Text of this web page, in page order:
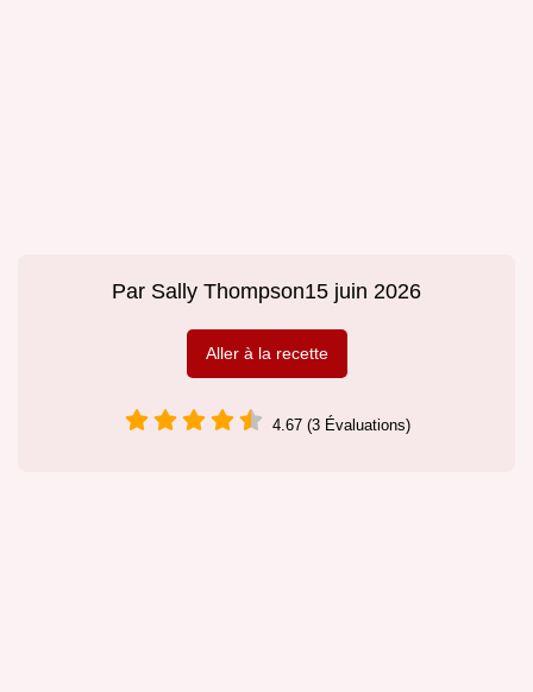
Par Sally Thompson15 juin 2026
Aller à la recette
4.67 (3 Évaluations)